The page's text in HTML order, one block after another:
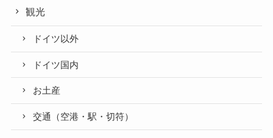
観光
ドイツ以外
ドイツ国内
お土産
交通（空港・駅・切符）